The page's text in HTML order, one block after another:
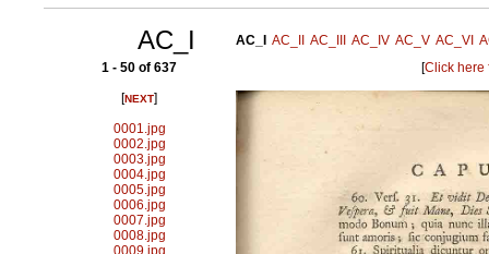
AC_I AC_I AC_II AC_III AC_IV AC_V AC_VI
1 - 50 of 637
[NEXT]
0001.jpg
0002.jpg
0003.jpg
0004.jpg
0005.jpg
0006.jpg
0007.jpg
0008.jpg
0009.jpg
[Click here